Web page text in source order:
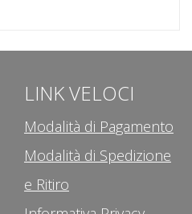
LINK VELOCI
Modalità di Pagamento
Modalità di Spedizione
e Ritiro